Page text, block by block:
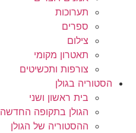
תערוכות
ספרים
צילום
תאטרון מקומי
צורפות ותכשיטים
הסטוריה בגולן
בית ראשון ושני
הגולן בתקופה החדשה
ההסטוריה של הגולן